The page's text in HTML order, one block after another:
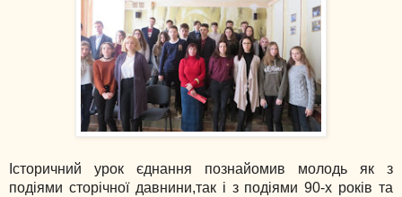
Історичний урок єднання познайомив молодь як з
подіями сторічної давнини,так і з подіями 90-х років та